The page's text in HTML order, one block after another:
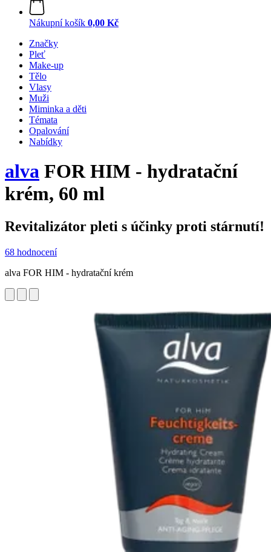
Nákupní košík 0,00 Kč
Značky
Pleť
Make-up
Tělo
Vlasy
Muži
Miminka a děti
Témata
Opalování
Nabídky
alva FOR HIM - hydratační
krém, 60 ml
Revitalizátor pleti s účinky proti stárnutí!
68 hodnocení
alva FOR HIM - hydratační krém